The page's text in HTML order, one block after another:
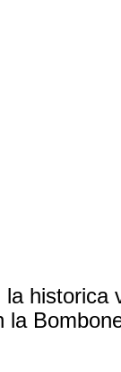
la historica
la